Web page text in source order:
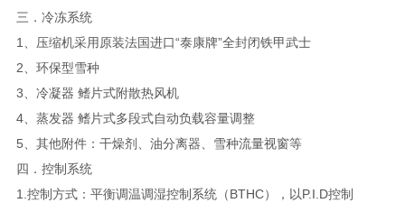
三．冷冻系统
1、压缩机采用原装法国进口“泰康牌”全封闭铁甲武士
2、环保型雪种
3、冷凝器 鳍片式附散热风机
4、蒸发器 鳍片式多段式自动负载容量调整
5、其他附件：干燥剂、油分离器、雪种流量视窗等
四．控制系统
1.控制方式：平衡调温调湿控制系统（BTHC），以P.I.D控制